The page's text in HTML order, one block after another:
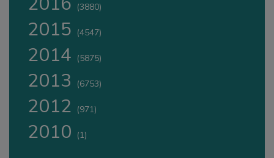
(3880)
2015 (4547)
2014 (5875)
2013 (6753)
2012 (971)
2010 (1)